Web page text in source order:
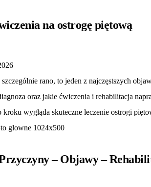
na ostrogę piętową
rano, to jeden z najczęstszych
oraz jakie ćwiczenia i rehabilitacja
wygląda skuteczne leczenie ostrogi
– Objawy –